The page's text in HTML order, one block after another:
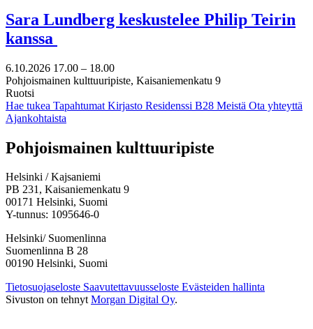
Sara Lundberg keskustelee Philip Teirin
kanssa
6.10.2026 17.00 – 18.00
Pohjoismainen kulttuuripiste, Kaisaniemenkatu 9
Ruotsi
Hae tukea Tapahtumat Kirjasto Residenssi B28 Meistä Ota yhteyttä
Ajankohtaista
Facebook:
Avataan
välilehteen
Instagram:
Avataan
välilehteen
TikTok:
Avataan
välilehteen
Youtube:
Avataan
välilehteen
Vimeo:
Avataan
välilehteen
Pohjoismainen kulttuuripiste
Helsinki / Kajsaniemi
PB 231, Kaisaniemenkatu 9
00171 Helsinki, Suomi
Y-tunnus: 1095646-0
Helsinki/ Suomenlinna
Suomenlinna B 28
00190 Helsinki, Suomi
Tietosuojaseloste Saavutettavuusseloste Evästeiden hallinta
Sivuston on tehnytMorgan Digital Oy.